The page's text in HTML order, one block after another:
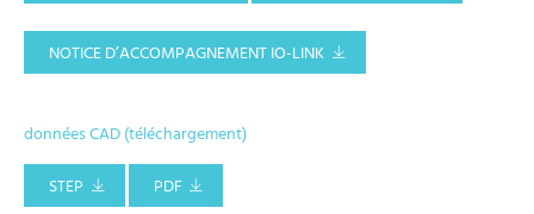
NOTICE D’ACCOMPAGNEMENT IO-LINK
données CAD (téléchargement)
STEP
PDF